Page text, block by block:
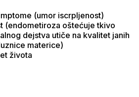
(umor iscrpljenost)
(endometiroza oštećuje tkivo
dejstva utiče na kvalitet janih
materice)
života